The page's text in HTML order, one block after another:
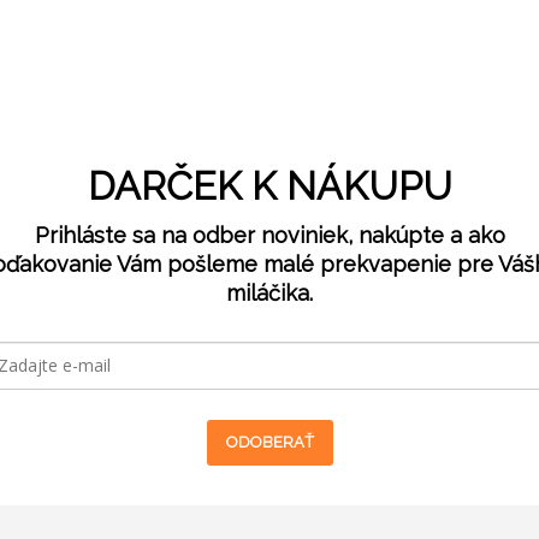
DARČEK K NÁKUPU
Prihláste sa na odber noviniek, nakúpte a ako
Vám pošleme malé prekvapenie pre
miláčika.
ODOBERAŤ